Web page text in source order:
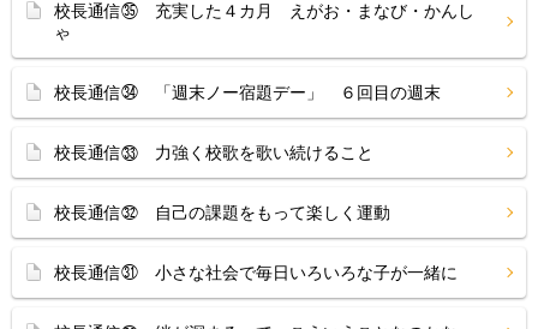
校長通信㉟ 充実した４カ月 えがお・まなび・かんし
ゃ
校長通信㉞ 「週末ノー宿題デー」 ６回目の週末
校長通信㉝ 力強く校歌を歌い続けること
校長通信㉜ 自己の課題をもって楽しく運動
校長通信㉛ 小さな社会で毎日いろいろな子が一緒に